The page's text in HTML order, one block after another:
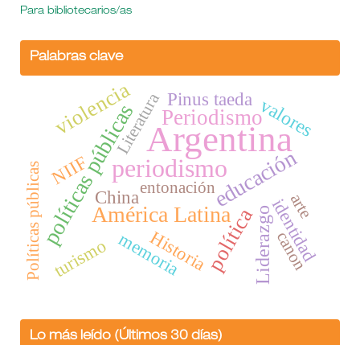
Para bibliotecarios/as
Palabras clave
Argentina
periodismoeducación
políticas públicasAmérica Latina
Periodismo
política
violencia
Liderazgo
valores
China
Historia
Pinus taeda
memoria
turismo identidad
NIIF entonación
Literatura
canon
Políticas públicas arte
Lo más leído (Últimos 30 días)